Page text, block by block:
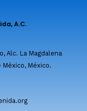
A.C.
Alc. La Magdalena
México, México.